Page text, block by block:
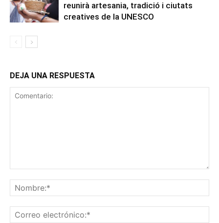
reunirà artesania, tradició i ciutats
creatives de la UNESCO
DEJA UNA RESPUESTA